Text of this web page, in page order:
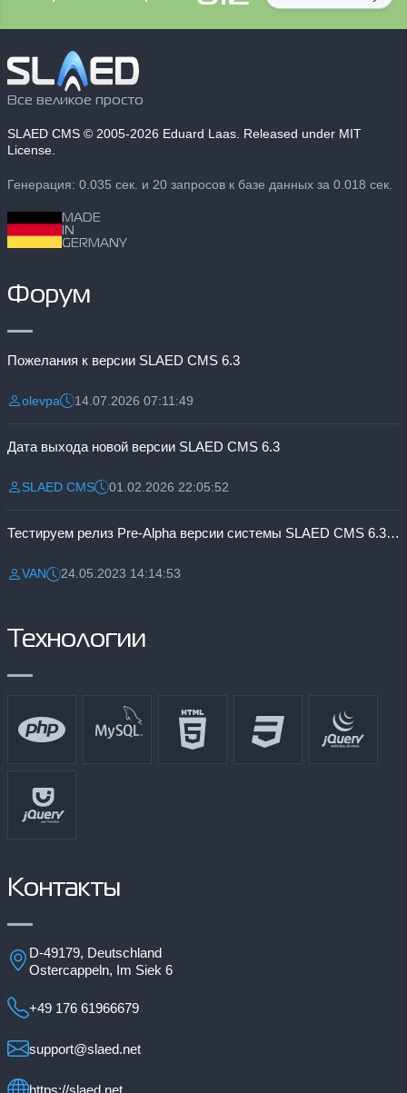
Все великое просто
SLAED CMS © 2005-2026 Eduard Laas. Released under MIT
License.
Генерация: 0.035 сек. и 20 запросов к базе данных за 0.018 сек.
MADE
IN
GERMANY
Форум
Пожелания к версии SLAED CMS 6.3
Разместил:
olevpaДата:14.07.2026 07:11:49
Дата выхода новой версии SLAED CMS 6.3
Разместил:
SLAED CMSДата:01.02.2026 22:05:52
Тестируем релиз Pre-Alpha версии системы SLAED CMS 6.3 Pro
Разместил:
VANДата:24.05.2023 14:14:53
Технологии
Контакты
D-49179, Deutschland
Ostercappeln, Im Siek 6
+49 176 61966679
support@slaed.net
https://slaed.net